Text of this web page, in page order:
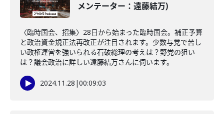
メンテーター：遠藤結万)
〈臨時国会、招集〉28日から始まった臨時国会。補正予算
と政治資金規正法再改正が注目されます。少数与党で苦し
い政権運営を強いられる石破総理の考えは？野党の狙い
は？議会政治に詳しい遠藤結万さんに伺います。
2024.11.28 |00:09:03